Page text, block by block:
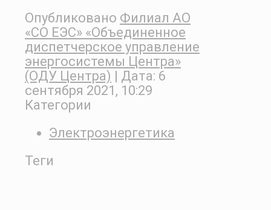
Опубликовано Филиал АО
«СО ЕЭС» «Объединенное
диспетчерское управление
энергосистемы Центра»
(ОДУ Центра) | Дата: 6
сентября 2021, 10:29
Категории
Электроэнергетика
Теги